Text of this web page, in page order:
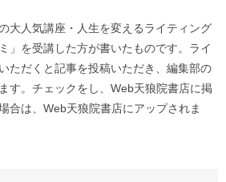
大人気講座・人生を変えるライティング
」を受講した方が書いたものです。ライ
ただくと記事を投稿いただき、編集部の
す。チェックをし、Web天狼院書店に掲
合は、Web天狼院書店にアップされま